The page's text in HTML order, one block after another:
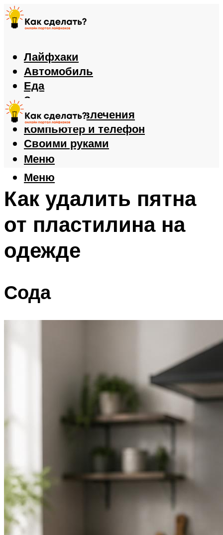
Лайфхаки
Автомобиль
Еда
Здоровье
Игры и развлечения
Компьютер и телефон
Своими руками
Меню
Меню
Как удалить пятна
от пластилина на
одежде
Сода